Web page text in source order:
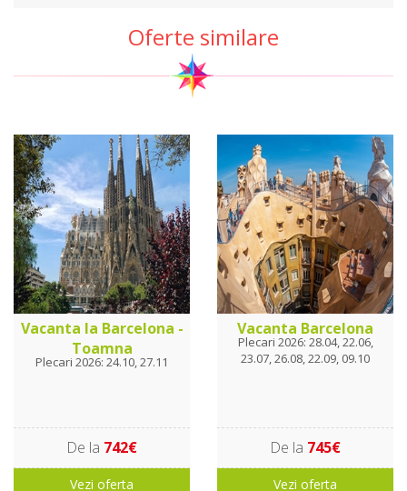
Oferte similare
Vacanta la Barcelona -
Toamna
Plecari 2026: 24.10, 27.11
De la 742€
Vezi oferta
Vacanta Barcelona
Plecari 2026: 28.04, 22.06,
23.07, 26.08, 22.09, 09.10
De la 745€
Vezi oferta